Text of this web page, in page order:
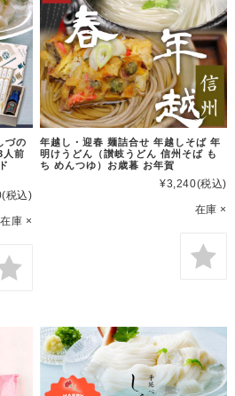
づの
人前
(税込)
在庫 ×
年越し・迎春 麺詰合せ 年越しそば 年
明けうどん（讃岐うどん 信州そば も
ち めんつゆ）お歳暮 お年賀
¥3,240(税込)
在庫 ×